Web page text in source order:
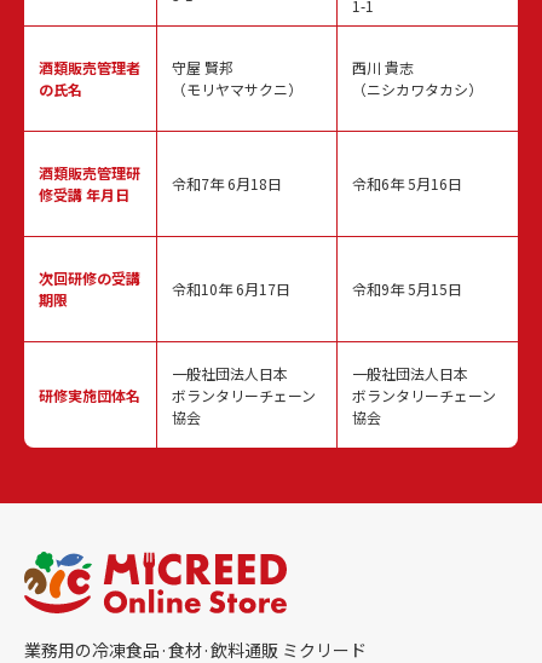
酒類販売管理者
の氏名
酒類販売管理研
修受講 年月日
次回研修の受講
期限
研修実施団体名
守屋 賢邦
（モリヤマサクニ）
令和7年 6月18日
令和10年 6月17日
一般社団法人日本
ボランタリーチェーン
協会
1-1
西川 貴志
（ニシカワタカシ）
令和6年 5月16日
令和9年 5月15日
一般社団法人日本
ボランタリーチェーン
協会
業務用の冷凍食品·食材·飲料通販 ミクリード